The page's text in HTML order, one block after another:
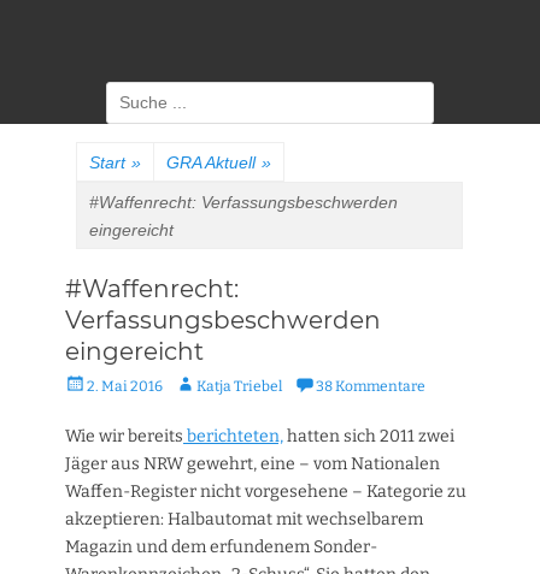
Suche
nach:
Start » GRA Aktuell »
#Waffenrecht: Verfassungsbeschwerden
eingereicht
#Waffenrecht:
Verfassungsbeschwerden
eingereicht
Veröffentlicht
2. Mai 2016 AutorKatja Triebel 38 Kommentare
Wie wir bereits berichteten,hatten sich 2011 zwei
Jäger aus NRW gewehrt, eine – vom Nationalen
Waffen-Register nicht vorgesehene – Kategorie zu
akzeptieren: Halbautomat mit wechselbarem
Magazin und dem erfundenem Sonder-